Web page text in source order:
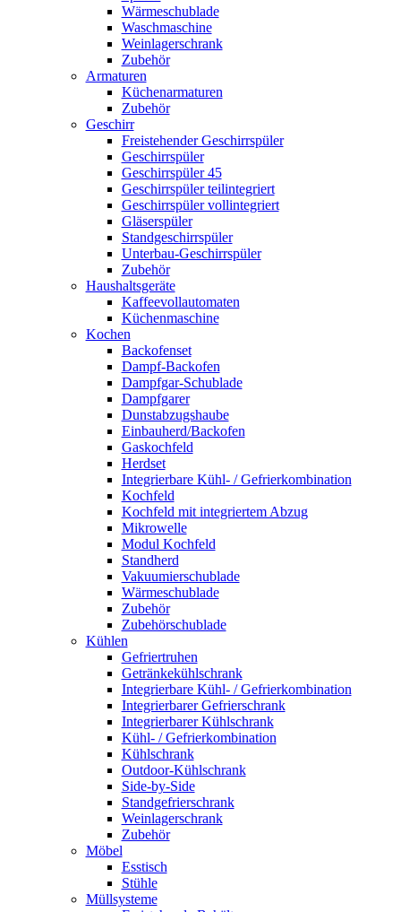
Wärmeschublade
Waschmaschine
Weinlagerschrank
Zubehör
Armaturen
Küchenarmaturen
Zubehör
Geschirr
Freistehender Geschirrspüler
Geschirrspüler
Geschirrspüler 45
Geschirrspüler teilintegriert
Geschirrspüler vollintegriert
Gläserspüler
Standgeschirrspüler
Unterbau-Geschirrspüler
Zubehör
Haushaltsgeräte
Kaffeevollautomaten
Küchenmaschine
Kochen
Backofenset
Dampf-Backofen
Dampfgar-Schublade
Dampfgarer
Dunstabzugshaube
Einbauherd/Backofen
Gaskochfeld
Herdset
Integrierbare Kühl- / Gefrierkombination
Kochfeld
Kochfeld mit integriertem Abzug
Mikrowelle
Modul Kochfeld
Standherd
Vakuumierschublade
Wärmeschublade
Zubehör
Zubehörschublade
Kühlen
Gefriertruhen
Getränkekühlschrank
Integrierbare Kühl- / Gefrierkombination
Integrierbarer Gefrierschrank
Integrierbarer Kühlschrank
Kühl- / Gefrierkombination
Kühlschrank
Outdoor-Kühlschrank
Side-by-Side
Standgefrierschrank
Weinlagerschrank
Zubehör
Möbel
Esstisch
Stühle
Müllsysteme